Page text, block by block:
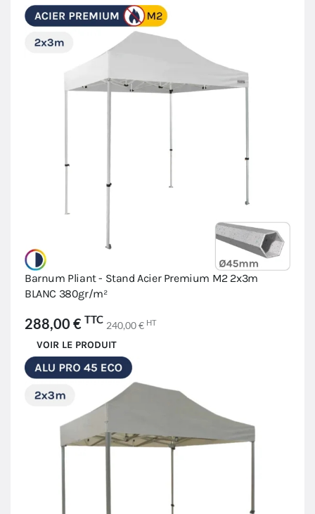
Barnum Pliant - Stand Acier Premium M2 2x3m
BLANC 380gr/m²
288,00 € TTC 240,00 € HT
VOIR LE PRODUIT